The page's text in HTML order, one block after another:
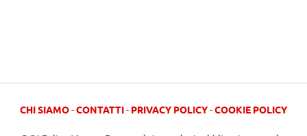
CHI SIAMO-CONTATTI- PRIVACY POLICY-COOKIE POLICY